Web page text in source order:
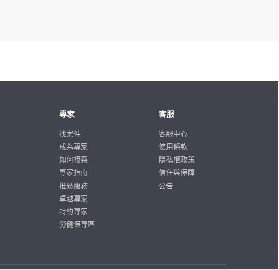
專家
找案件
成為專家
如何接案
專家指南
推廣服務
卓越專家
特約專家
勞健保專區
客服
客服中心
使用條款
隱私權政策
信任與保障
公告